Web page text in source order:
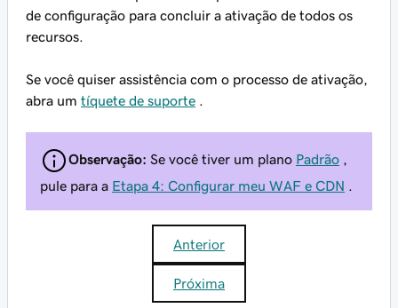
de configuração para concluir a ativação de todos os
recursos.
Se você quiser assistência com o processo de ativação,
abra um tíquete de suporte
Observação: Se você tiver um plano Padrão
pule para a Etapa 4: Configurar meu WAF e CDN
Anterior
Próxima